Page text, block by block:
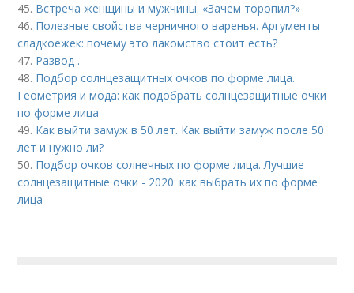
45. Встреча женщины и мужчины. «Зачем торопил?»
46. Полезные свойства черничного варенья. Аргументы
сладкоежек: почему это лакомство стоит есть?
47. Развод .
48. Подбор солнцезащитных очков по форме лица.
Геометрия и мода: как подобрать солнцезащитные очки
по форме лица
49. Как выйти замуж в 50 лет. Как выйти замуж после 50
лет и нужно ли?
50. Подбор очков солнечных по форме лица. Лучшие
солнцезащитные очки - 2020: как выбрать их по форме
лица